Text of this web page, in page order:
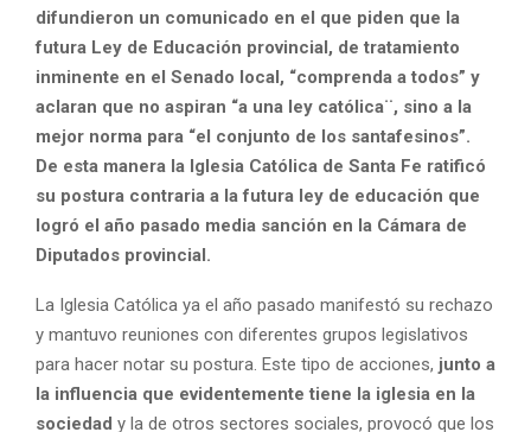
difundieron un comunicado en el que piden que la
futura Ley de Educación provincial, de tratamiento
inminente en el Senado local, “comprenda a todos” y
aclaran que no aspiran “a una ley católica¨, sino a la
mejor norma para “el conjunto de los santafesinos”.
De esta manera la Iglesia Católica de Santa Fe ratificó
su postura contraria a la futura ley de educación que
logró el año pasado media sanción en la Cámara de
Diputados provincial.
La Iglesia Católica ya el año pasado manifestó su rechazo
y mantuvo reuniones con diferentes grupos legislativos
para hacer notar su postura. Este tipo de acciones, junto a
la influencia que evidentemente tiene la iglesia en la
sociedad y la de otros sectores sociales, provocó que los